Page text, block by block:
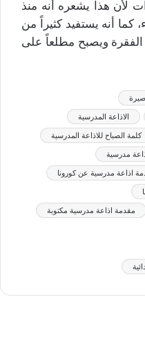
لأن هذا يشعره أنه منذ
كما أنه يستفيد كثيراً من
ويصبح مطلعاً على
الاذاعة المدرسية
كلمة الصباح للاذاعة المدرسية
مدرسية
اذاعة مدرسية عن كورونا
مقدمة اذاعة مدرسية مكتوبة